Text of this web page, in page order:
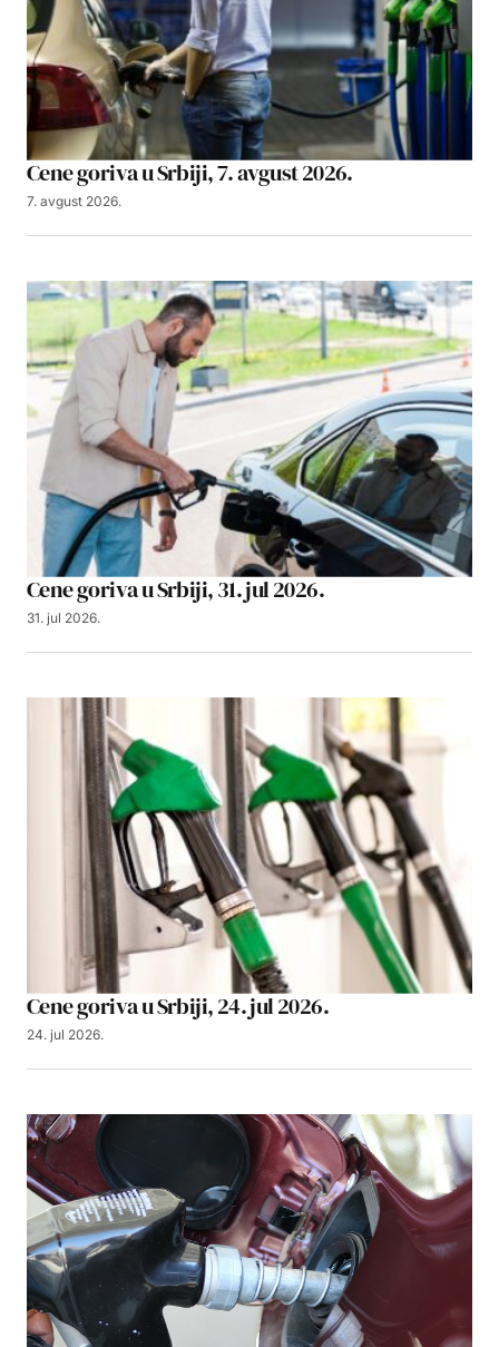
Cene goriva u Srbiji, 7. avgust 2026.
7. avgust 2026.
Cene goriva u Srbiji, 31. jul 2026.
31. jul 2026.
Cene goriva u Srbiji, 24. jul 2026.
24. jul 2026.